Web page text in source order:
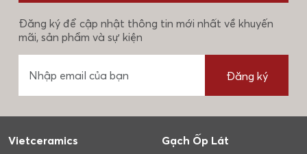
Đăng ký để cập nhật thông tin mới nhất về khuyến
mãi, sản phẩm và sự kiện
Đăng ký
Vietceramics Gạch Ốp Lát